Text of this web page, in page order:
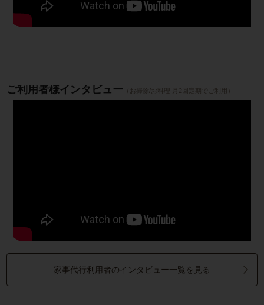
ご利用者様インタビュー （お掃除/お料理 月2回定期でご利用）
家事代行利用者のインタビュー一覧を見る